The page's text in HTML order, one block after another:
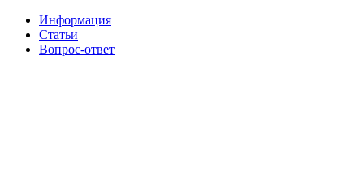
Информация
Статьи
Вопрос-ответ